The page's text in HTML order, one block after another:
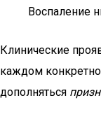
Воспаление
Клинические
каждом
дополняться